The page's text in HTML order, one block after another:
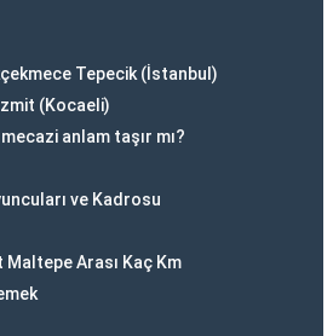
Tepecik (İstanbul)
(Kocaeli)
anlam taşır mı?
ve Kadrosu
Maltepe Arası Kaç Km